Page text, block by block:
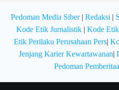
Pedoman Media Siber| Redaksi |
Kode Etik Jurnalistik| Kode Etik
Etik Perilaku Perusahaan Pers|
Jenjang Karier Kewartawanan|
Pedoman